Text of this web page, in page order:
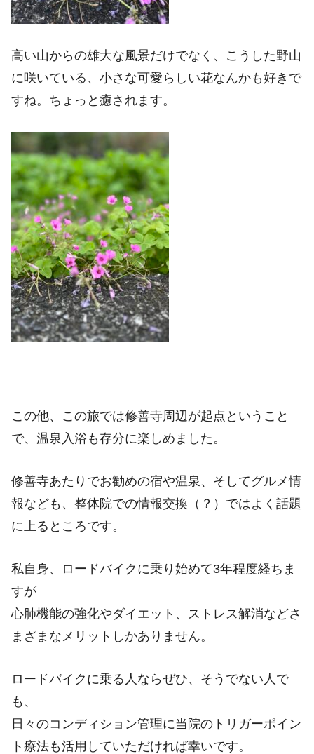
高い山からの雄大な風景だけでなく、こうした野山
に咲いている、小さな可愛らしい花なんかも好きで
すね。ちょっと癒されます。
この他、この旅では修善寺周辺が起点ということ
で、温泉入浴も存分に楽しめました。
修善寺あたりでお勧めの宿や温泉、そしてグルメ情
報なども、整体院での情報交換（？）ではよく話題
に上るところです。
私自身、ロードバイクに乗り始めて3年程度経ちま
すが
心肺機能の強化やダイエット、ストレス解消などさ
まざまなメリットしかありません。
ロードバイクに乗る人ならぜひ、そうでない人で
も、
日々のコンディション管理に当院のトリガーポイン
ト療法も活用していただければ幸いです。